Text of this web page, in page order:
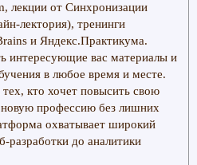
лекции от Синхронизации
лектория), тренинги
и Яндекс.Практикума.
интересующие вас материалы и
в любое время и месте.
кто хочет повысить свою
профессию без лишних
охватывает широкий
разработки до аналитики